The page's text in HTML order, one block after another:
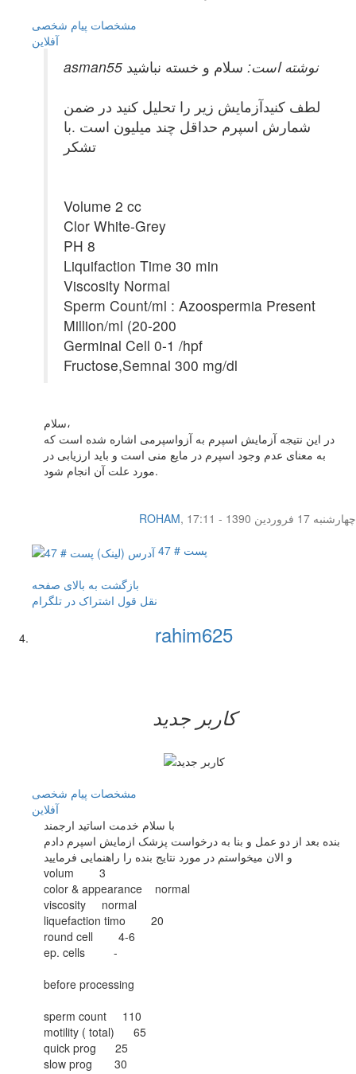
مشخصات پیام شخصی
آفلاين
asman55 نوشته است: سلام و خسته نباشید
لطف کنیدآزمایش زیر را تحلیل کنید در ضمن
شمارش اسپرم حداقل چند میلیون است .با
تشکر
Volume 2 cc
Clor White-Grey
PH 8
Liquifaction Time 30 min
Viscosity Normal
Sperm Count/ml : Azoospermia Present
Million/ml (20-200
Germinal Cell 0-1 /hpf
Fructose,Semnal 300 mg/dl
سلام،
در این نتیجه آزمایش اسپرم به آزواسپرمی اشاره شده است که
به معنای عدم وجود اسپرم در مایع منی است و باید ارزیابی در
مورد علت آن انجام شود.
ROHAM,
چهار‌شنبه 17 فروردین 1390 - 17:11
پست # 47
بازگشت به بالای صفحه
نقل قول اشتراک در تلگرام
rahim625
کاربر جدید
مشخصات پیام شخصی
آفلاين
با سلام خدمت اساتید ارجمند
بنده بعد از دو عمل و بنا به درخواست پزشک ازمایش اسپرم دادم
و الان میخواستم در مورد نتایج بنده را راهنمایی فرمایید
volum 3
color & appearance normal
viscosity normal
liquefaction timo 20
round cell 4-6
ep. cells -
before processing
sperm count 110
motility ( total) 65
quick prog 25
slow prog 30